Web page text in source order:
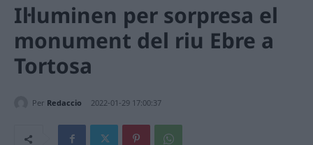
Il·luminen per sorpresa el
monument del riu Ebre a
Tortosa
Per Redaccio 2022-01-29 17:00:37